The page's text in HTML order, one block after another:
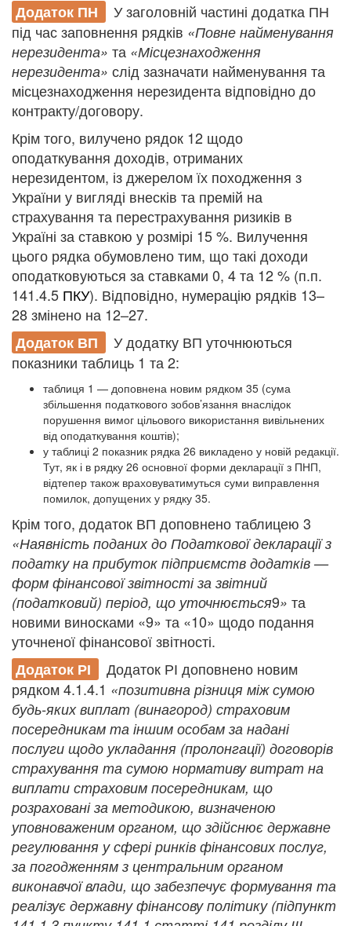
Додаток ПН
У заголовній частині додатка ПН
під час заповнення рядків «Повне найменування
нерезидента» та «Місцезнаходження
нерезидента» слід зазначати найменування та
місцезнаходження нерезидента відповідно до
контракту/договору.
Крім того, вилучено рядок 12 щодо
оподаткування доходів, отриманих
нерезидентом, із джерелом їх походження з
України у вигляді внесків та премій на
страхування та перестрахування ризиків в
Україні за ставкою у розмірі 15 %. Вилучення
цього рядка обумовлено тим, що такі доходи
оподатковуються за ставками 0, 4 та 12 % (п.п.
141.4.5 ПКУ). Відповідно, нумерацію рядків 13–
28 змінено на 12–27.
Додаток ВП
У додатку ВП уточнюються
показники таблиць 1 та 2:
таблиця 1 — доповнена новим рядком 35 (сума
збільшення податкового зобов’язання внаслідок
порушення вимог цільового використання вивільнених
від оподаткування коштів);
у таблиці 2 показник рядка 26 викладено у новій редакції.
Тут, як і в рядку 26 основної форми декларації з ПНП,
відтепер також враховуватимуться суми виправлення
помилок, допущених у рядку 35.
Крім того, додаток ВП доповнено таблицею 3
«Наявність поданих до Податкової декларації з
податку на прибуток підприємств додатків —
форм фінансової звітності за звітний
(податковий) період, що уточнюється9» та
новими виносками «9» та «10» щодо подання
уточненої фінансової звітності.
Додаток РІ
Додаток РІ доповнено новим
рядком 4.1.4.1 «позитивна різниця між сумою
будь-яких виплат (винагород) страховим
посередникам та іншим особам за надані
послуги щодо укладання (пролонгації) договорів
страхування та сумою нормативу витрат на
виплати страховим посередникам, що
розраховані за методикою, визначеною
уповноваженим органом, що здійснює державне
регулювання у сфері ринків фінансових послуг,
за погодженням з центральним органом
виконавчої влади, що забезпечує формування та
реалізує державну фінансову політику (підпункт